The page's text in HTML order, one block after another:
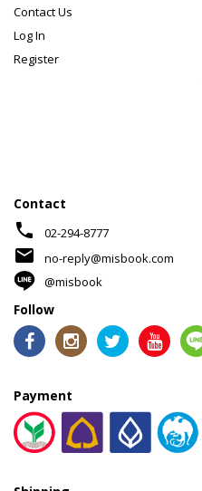
Contact Us
Log In
Register
Contact
phone 02-294-8777
mail
no-reply@misbook.com
@misbook
Follow
Payment